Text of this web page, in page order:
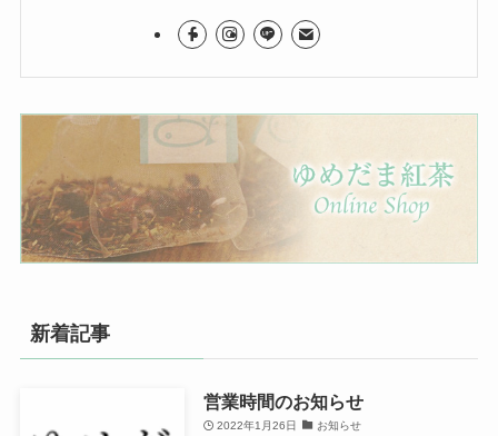
新着記事
営業時間のお知らせ
2022年1月26日 お知らせ